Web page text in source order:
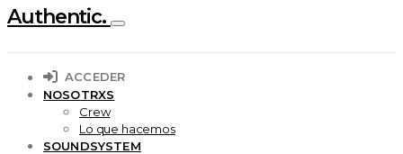
Authentic.
ACCEDER
NOSOTRXS
Crew
Lo que hacemos
SOUNDSYSTEM